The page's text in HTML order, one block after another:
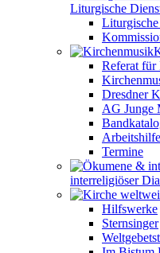
Liturgische
Referat
Dresdner
AG Junge
Termine
interreligiöser
Hilfswerke
Sternsinger